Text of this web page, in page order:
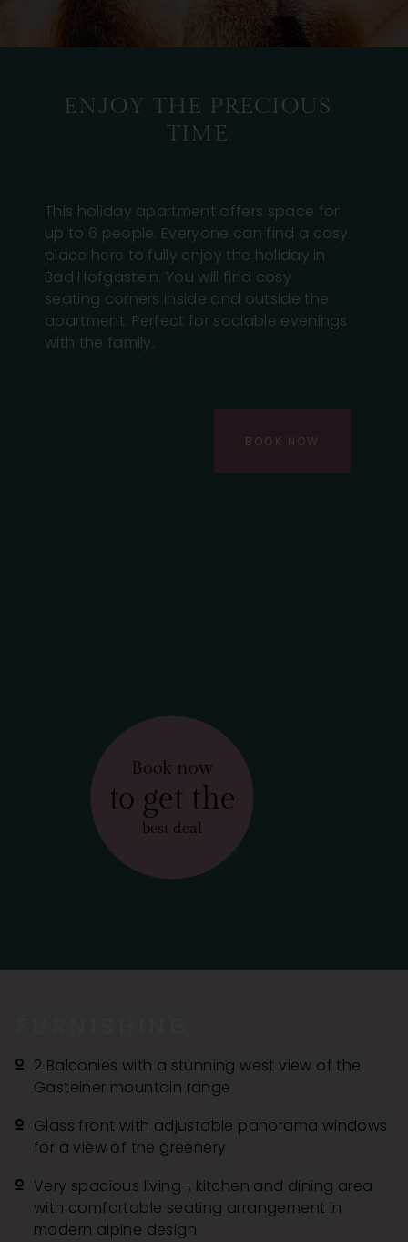
ENJOY THE PRECIOUS
TIME
This holiday apartment offers space for
up to 6 people. Everyone can find a cosy
place here to fully enjoy the holiday in
Bad Hofgastein. You will find cosy
seating corners inside and outside the
apartment. Perfect for sociable evenings
with the family.
BOOK NOW
Book now
to get the
best deal
2 Balconies with a stunning west view of the
Gasteiner mountain range
Glass front with adjustable panorama windows
for a view of the greenery
Very spacious living-, kitchen and dining area
with comfortable seating arrangement in
modern alpine design